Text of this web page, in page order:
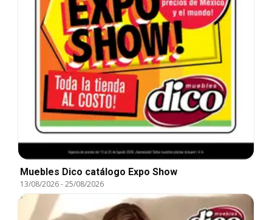
Muebles Dico catálogo Expo Show
13/08/2026-25/08/2026